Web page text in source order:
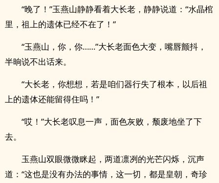
“晚了！”玉燕山静静看着大长老，静静说道：“水晶棺
里，祖上的遗体已经不在了！”
“玉燕山，你，你……”大长老面色大变，嘴唇颤抖，
半晌说不出话来。
“大长老，你想想，若是咱们器行失了根本，以后祖
上的遗体还能留得住吗！”
“哎！”大长老叹息一声，面色灰败，颓废地坐了下
去。
玉燕山双眼微微眯起，两道凛冽的光芒闪烁，沉声
道：“这也是没有办法的事情，这一切，都是皇朝，奇珍